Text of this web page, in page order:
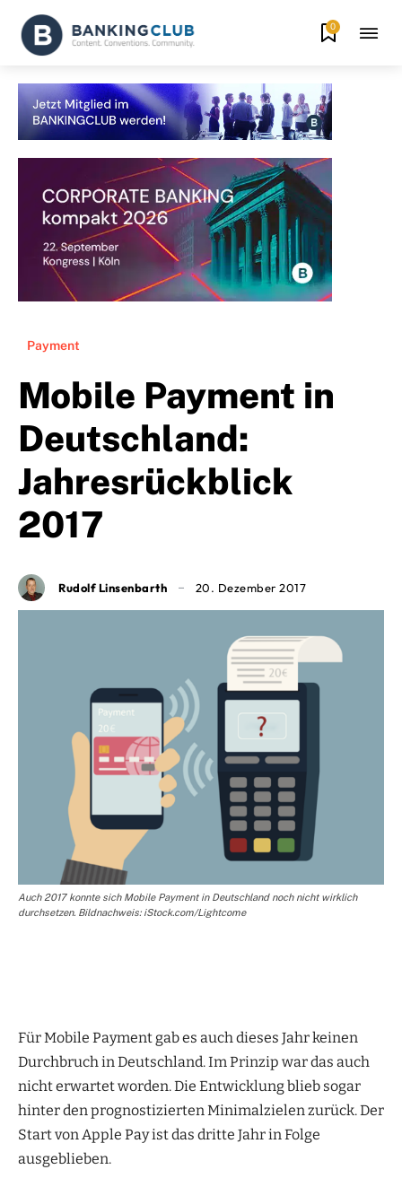
0
Payment
Mobile Payment in
Deutschland:
Jahresrückblick
2017
Rudolf Linsenbarth 20. Dezember 2017
Auch 2017 konnte sich Mobile Payment in Deutschland noch nicht wirklich
durchsetzen. Bildnachweis: iStock.com/Lightcome
Für Mobile Payment gab es auch dieses Jahr keinen
Durchbruch in Deutschland. Im Prinzip war das auch
nicht erwartet worden. Die Entwicklung blieb sogar
hinter den prognostizierten Minimalzielen zurück. Der
Start von Apple Pay ist das dritte Jahr in Folge
ausgeblieben.